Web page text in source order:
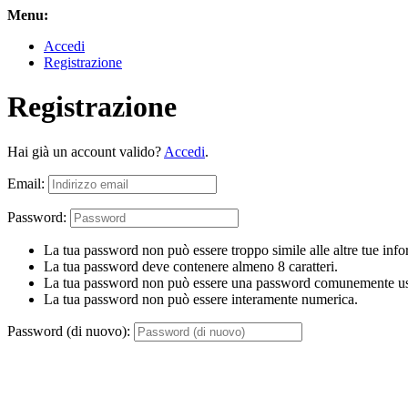
Menu:
Accedi
Registrazione
Registrazione
Hai già un account valido? Accedi.
Email:
Password:
La tua password non può essere troppo simile alle altre tue
La tua password deve contenere almeno 8 caratteri.
La tua password non può essere una password comunemente
La tua password non può essere interamente numerica.
Password (di nuovo):